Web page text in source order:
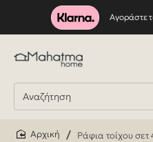
Αγοράστε
Ράφια τοίχου